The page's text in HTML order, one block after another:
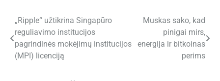
Navigacija
tarp
įrašų
„Ripple“ užtikrina Singapūro
reguliavimo institucijos
pagrindinės mokėjimų institucijos
(MPI) licenciją
Muskas sako, kad
pinigai mirs,
energija ir bitkoinas
perims